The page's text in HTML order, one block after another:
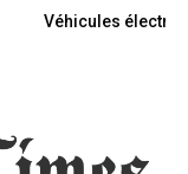
Véhicules